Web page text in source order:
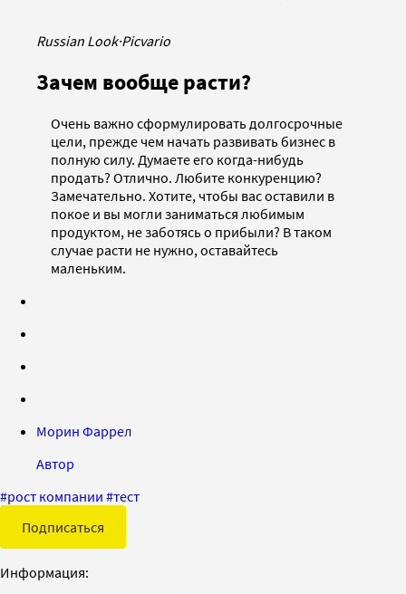
Russian Look·Picvario
Зачем вообще расти?
Очень важно сформулировать долгосрочные
цели, прежде чем начать развивать бизнес в
полную силу. Думаете его когда-нибудь
продать? Отлично. Любите конкуренцию?
Замечательно. Хотите, чтобы вас оставили в
покое и вы могли заниматься любимым
продуктом, не заботясь о прибыли? В таком
случае расти не нужно, оставайтесь
маленьким.
Морин Фаррел
Автор
#рост компании #тест
Подписаться
Информация: